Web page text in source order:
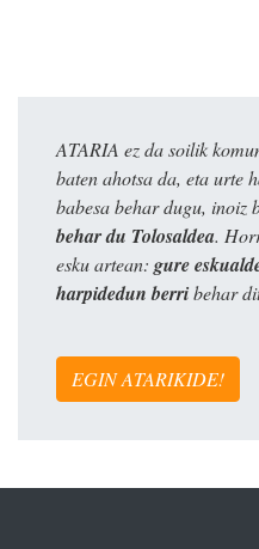
ATARIA ez da soilik
baten ahotsa da, eta urte
babesa behar dugu, inoiz
behar du Tolosaldea.
esku artean: gure
harpidedun berribehar
EGIN ATARIKIDE!